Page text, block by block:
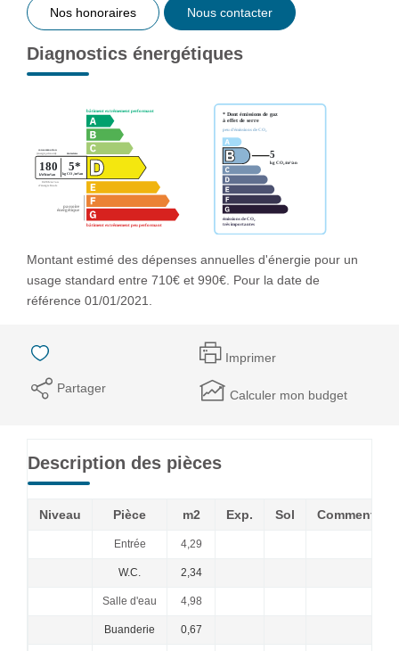
Nos honoraires Nous contacter
Diagnostics énergétiques
Montant estimé des dépenses annuelles d'énergie pour un
usage standard entre 710€ et 990€. Pour la date de
référence 01/01/2021.
Imprimer
Partager Calculer mon budget
Description des pièces
Niveau Pièce m2 Exp. Sol
Entrée 4,29
W.C. 2,34
Salle d'eau 4,98
Buanderie 0,67